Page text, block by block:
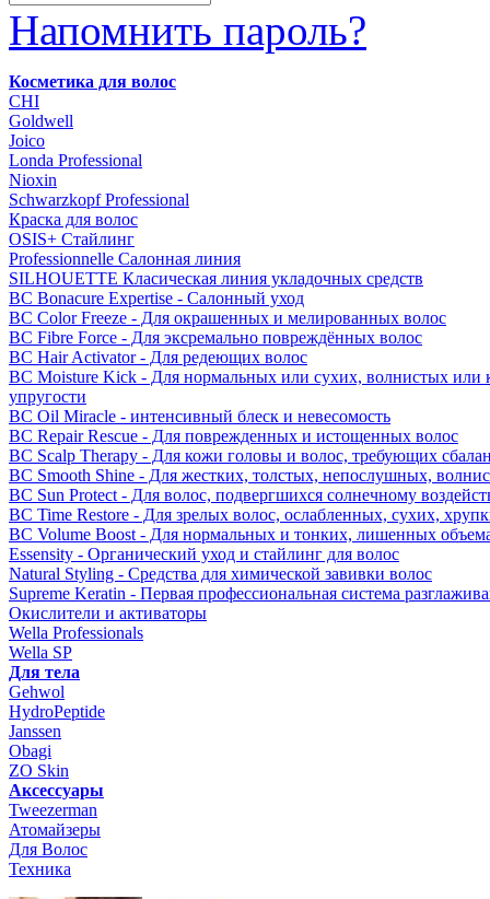
Напомнить пароль?
Косметика для волос
CHI
Goldwell
Joico
Londa Professional
Nioxin
Schwarzkopf Professional
Краска для волос
OSIS+ Стайлинг
Professionnelle Салонная линия
SILHOUETTE Класическая линия укладочных средств
BC Bonacure Expertise - Салонный уход
BC Color Freeze - Для окрашенных и мелированных волос
BC Fibre Force - Для эксремально повреждённых волос
BC Hair Activator - Для редеющих волос
BC Moisture Kick - Для нормальных или сухих, волнистых или
упругости
BC Oil Miracle - интенсивный блеск и невесомость
BC Repair Rescue - Для поврежденных и истощенных волос
BC Scalp Therapy - Для кожи головы и волос, требующих
BC Smooth Shine - Для жестких, толстых, непослушных,
BC Sun Protect - Для волос, подвергшихся солнечному
BC Time Restore - Для зрелых волос, ослабленных, сухих,
BC Volume Boost - Для нормальных и тонких, лишенных
Essensity - Органический уход и стайлинг для волос
Natural Styling - Средства для химической завивки волос
Supreme Keratin - Первая профессиональная система
Окислители и активаторы
Wella Professionals
Wella SP
Для тела
Gehwol
HydroPeptide
Janssen
Obagi
ZO Skin
Aксессуары
Tweezerman
Атомайзеры
Для Волос
Техника